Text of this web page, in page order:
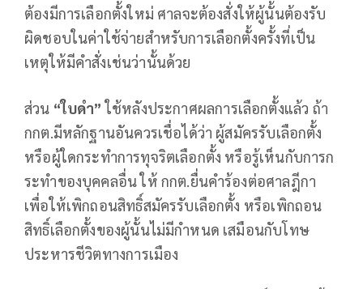
ต้องมีการเลือกตั้งใหม่ ศาลจะต้องสั่งให้ผู้นั้นต้องรับ
ผิดชอบในค่าใช้จ่ายสำหรับการเลือกตั้งครั้งที่เป็น
เหตุให้มีคำสั่งเช่นว่านั้นด้วย
ส่วน “ใบดำ”ใช้หลังประกาศผลการเลือกตั้งแล้ว ถ้า
กกต.มีหลักฐานอันควรเชื่อได้ว่า ผู้สมัครรับเลือกตั้ง
หรือผู้ใดกระทำการทุจริตเลือกตั้ง หรือรู้เห็นกับการก
ระทำของบุคคลอื่น ให้ กกต.ยื่นคำร้องต่อศาลฎีกา
เพื่อให้เพิกถอนสิทธิ์สมัครรับเลือกตั้ง หรือเพิกถอน
สิทธิ์เลือกตั้งของผู้นั้นไม่มีกำหนด เสมือนกับโทษ
ประหารชีวิตทางการเมือง